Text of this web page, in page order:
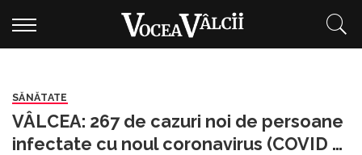
SĂNĂTATE
VÂLCEA: 267 de cazuri noi de persoane
infectate cu noul coronavirus (COVID –